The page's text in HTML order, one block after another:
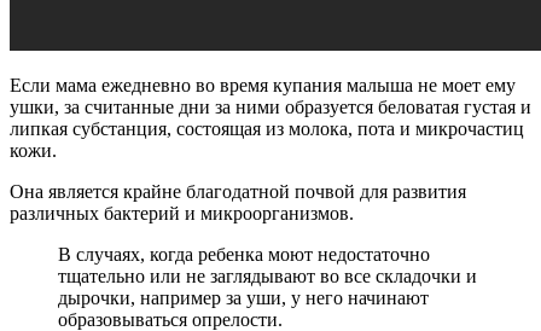
Если мама ежедневно во время купания малыша не моет ему
ушки, за считанные дни за ними образуется беловатая густая и
липкая субстанция, состоящая из молока, пота и микрочастиц
кожи.
Она является крайне благодатной почвой для развития
различных бактерий и микроорганизмов.
В случаях, когда ребенка моют недостаточно
тщательно или не заглядывают во все складочки и
дырочки, например за уши, у него начинают
образовываться опрелости.